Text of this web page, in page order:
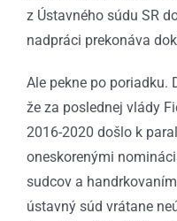
z Ústavného súdu SR
nadpráci prekonáva
Ale pekne po poriadku.
že za poslednej vlády
2016-2020 došlo k
oneskorenými
sudcov a
ústavný súd vrátane